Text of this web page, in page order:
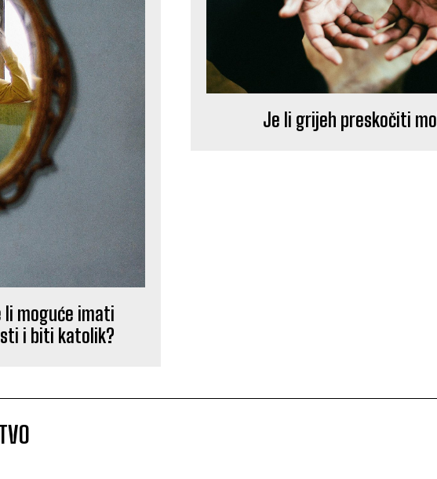
li moguće imati
i biti katolik?
Je li grijeh preskočiti